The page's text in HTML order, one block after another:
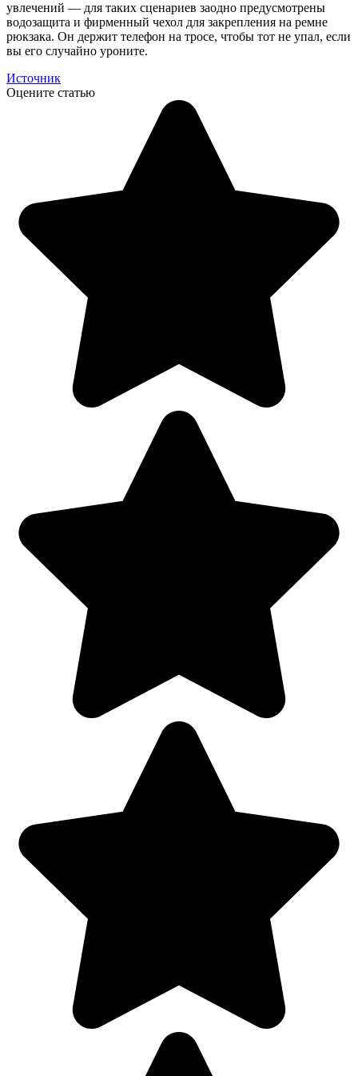
увлечений — для таких сценариев заодно предусмотрены
водозащита и фирменный чехол для закрепления на ремне
рюкзака. Он держит телефон на тросе, чтобы тот не упал, если
вы его случайно уроните.
Источник
Оцените статью